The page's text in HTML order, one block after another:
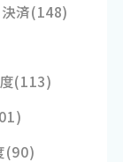
決済(148)
(113)
(90)